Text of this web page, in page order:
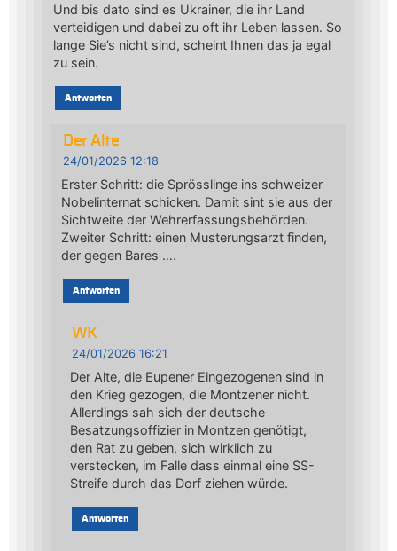
Und bis dato sind es Ukrainer, die ihr Land
verteidigen und dabei zu oft ihr Leben lassen. So
lange Sie’s nicht sind, scheint Ihnen das ja egal
zu sein.
Antworten
Der Alte
24/01/2026 12:18
Erster Schritt: die Sprösslinge ins schweizer
Nobelinternat schicken. Damit sint sie aus der
Sichtweite der Wehrerfassungsbehörden.
Zweiter Schritt: einen Musterungsarzt finden,
der gegen Bares ….
Antworten
WK
24/01/2026 16:21
Der Alte, die Eupener Eingezogenen sind in
den Krieg gezogen, die Montzener nicht.
Allerdings sah sich der deutsche
Besatzungsoffizier in Montzen genötigt,
den Rat zu geben, sich wirklich zu
verstecken, im Falle dass einmal eine SS-
Streife durch das Dorf ziehen würde.
Antworten